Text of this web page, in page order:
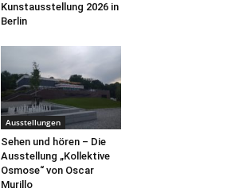
Kunstausstellung 2026 in
Berlin
Ausstellungen
Sehen und hören – Die
Ausstellung „Kollektive
Osmose“ von Oscar
Murillo